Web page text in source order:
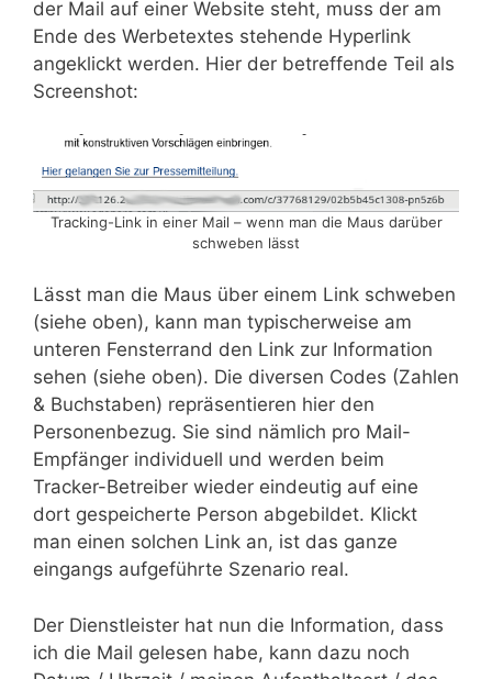
der Mail auf einer Website steht, muss der am
Ende des Werbetextes stehende Hyperlink
angeklickt werden. Hier der betreffende Teil als
Screenshot:
Tracking-Link in einer Mail – wenn man die Maus darüber
schweben lässt
Lässt man die Maus über einem Link schweben
(siehe oben), kann man typischerweise am
unteren Fensterrand den Link zur Information
sehen (siehe oben). Die diversen Codes (Zahlen
& Buchstaben) repräsentieren hier den
Personenbezug. Sie sind nämlich pro Mail-
Empfänger individuell und werden beim
Tracker-Betreiber wieder eindeutig auf eine
dort gespeicherte Person abgebildet. Klickt
man einen solchen Link an, ist das ganze
eingangs aufgeführte Szenario real.
Der Dienstleister hat nun die Information, dass
ich die Mail gelesen habe, kann dazu noch